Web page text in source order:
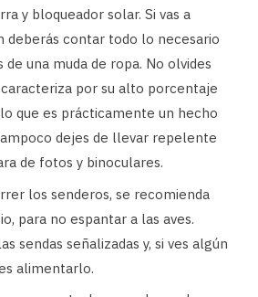
y bloqueador solar. Si vas a
deberás contar todo lo necesario
de una muda de ropa. No olvides
por su alto porcentaje
que es prácticamente un hecho
dejes de llevar repelente
de fotos y binoculares.
los senderos, se recomienda
para no espantar a las aves.
sendas señalizadas y, si ves algún
alimentarlo.